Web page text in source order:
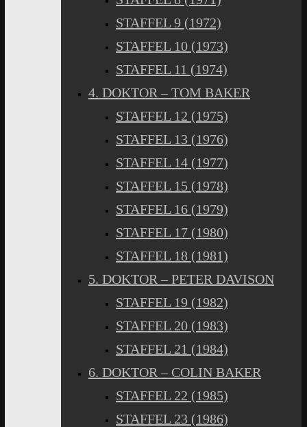
STAFFEL 9 (1972)
STAFFEL 10 (1973)
STAFFEL 11 (1974)
4. DOKTOR – TOM BAKER
STAFFEL 12 (1975)
STAFFEL 13 (1976)
STAFFEL 14 (1977)
STAFFEL 15 (1978)
STAFFEL 16 (1979)
STAFFEL 17 (1980)
STAFFEL 18 (1981)
5. DOKTOR – PETER DAVISON
STAFFEL 19 (1982)
STAFFEL 20 (1983)
STAFFEL 21 (1984)
6. DOKTOR – COLIN BAKER
STAFFEL 22 (1985)
STAFFEL 23 (1986)